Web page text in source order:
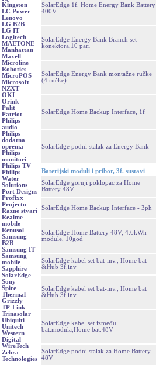
Kingston
LC Power
Lenovo
LG B2B
LG IT
Logitech
MAETONE
Manhattan
Maxell
Microline
Robotics
MicroPOS
Microsoft
NZXT
OKI
Orink
Palit
Patriot
Philips
audio
Philips
dodatna
oprema
Philips
monitori
Philips TV
Philips
Water
Solutions
Port Designs
Profixx
Projecto
Razne stvari
Realme
mobile
Renusol
Samsung
B2B
Samsung IT
Samsung
mobile
Sapphire
SolarEdge
Sony
Spire
Thermal
Grizzly
TP-Link
Trinasolar
Ubiquiti
Unitech
Western
Digital
WireTech
Zebra
Technologies
SolarEdge 1f. Home Energy Bank Battery
400V
SolarEdge Energy Bank Branch set
konektora,10 pari
SolarEdge Energy Bank montažne ručke
(4 ručke)
SolarEdge Home Backup Interface, 1f
SolarEdge podni stalak za Energy Bank
Baterijski moduli i pribor, 3f. sustavi
SolarEdge gornji poklopac za Home
Battery 48V
SolarEdge Home Backup Interface - 3ph
SolarEdge Home Battery 48V, 4.6kWh
module, 10god
SolarEdge kabel set bat-inv., Home bat
&Hub 3f.inv
SolarEdge kabel set bat-inv., Home bat
&Hub 3f.inv
SolarEdge kabel set između
bat.modula,Home bat.48V
SolarEdge podni stalak za Home Battery
48V